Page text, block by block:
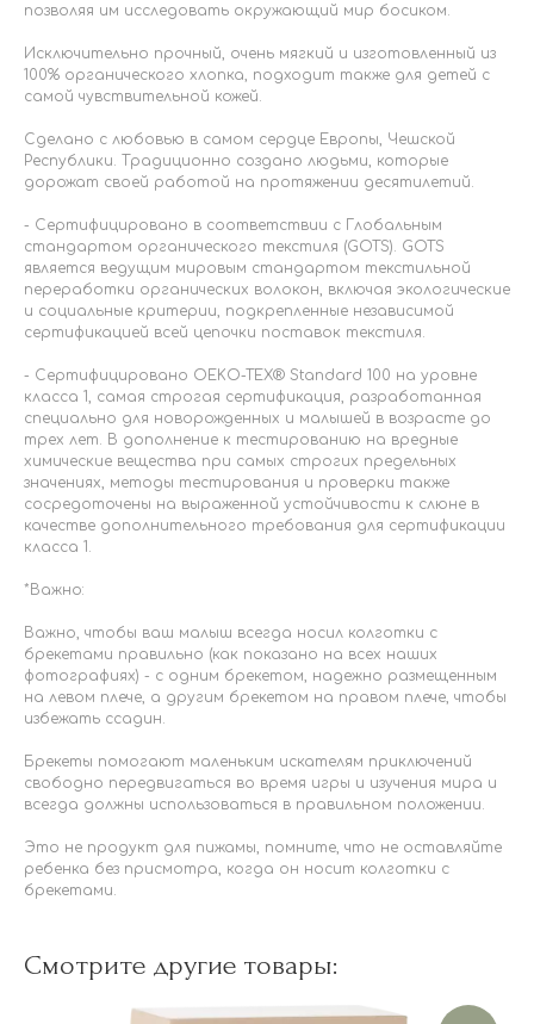
позволяя им исследовать окружающий мир босиком.
Исключительно прочный, очень мягкий и изготовленный из
100% органического хлопка, подходит также для детей с
самой чувствительной кожей.
Сделано с любовью в самом сердце Европы, Чешской
Республики. Традиционно создано людьми, которые
дорожат своей работой на протяжении десятилетий.
- Сертифицировано в соответствии с Глобальным
стандартом органического текстиля (GOTS). GOTS
является ведущим мировым стандартом текстильной
переработки органических волокон, включая экологические
и социальные критерии, подкрепленные независимой
сертификацией всей цепочки поставок текстиля.
- Сертифицировано OEKO-TEX® Standard 100 на уровне
класса 1, самая строгая сертификация, разработанная
специально для новорожденных и малышей в возрасте до
трех лет. В дополнение к тестированию на вредные
химические вещества при самых строгих предельных
значениях, методы тестирования и проверки также
сосредоточены на выраженной устойчивости к слюне в
качестве дополнительного требования для сертификации
класса 1.
*Важно:
Важно, чтобы ваш малыш всегда носил колготки с
брекетами правильно (как показано на всех наших
фотографиях) - с одним брекетом, надежно размещенным
на левом плече, а другим брекетом на правом плече, чтобы
избежать ссадин.
Брекеты помогают маленьким искателям приключений
свободно передвигаться во время игры и изучения мира и
всегда должны использоваться в правильном положении.
Это не продукт для пижамы, помните, что не оставляйте
ребенка без присмотра, когда он носит колготки с
брекетами.
Смотрите другие товары: